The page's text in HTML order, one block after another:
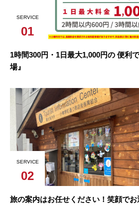
SERVICE
01
1時間300円・1日最大1,000円の 便利
場』
SERVICE
02
旅の案内はお任せください！笑顔でお